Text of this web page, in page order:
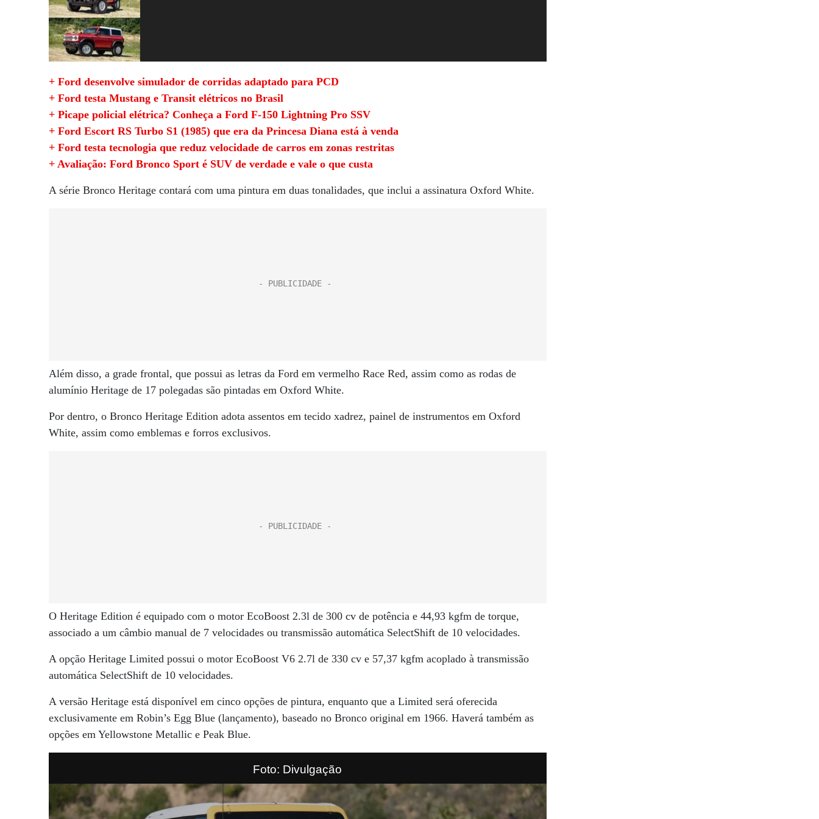
+ Ford desenvolve simulador de corridas adaptado para PCD
+ Ford testa Mustang e Transit elétricos no Brasil
+ Picape policial elétrica? Conheça a Ford F-150 Lightning Pro SSV
+ Ford Escort RS Turbo S1 (1985) que era da Princesa Diana está à venda
+ Ford testa tecnologia que reduz velocidade de carros em zonas restritas
+ Avaliação: Ford Bronco Sport é SUV de verdade e vale o que custa
A série Bronco Heritage contará com uma pintura em duas tonalidades, que inclui a assinatura Oxford White.
Além disso, a grade frontal, que possui as letras da Ford em vermelho Race Red, assim como as rodas de
alumínio Heritage de 17 polegadas são pintadas em Oxford White.
Por dentro, o Bronco Heritage Edition adota assentos em tecido xadrez, painel de instrumentos em Oxford
White, assim como emblemas e forros exclusivos.
O Heritage Edition é equipado com o motor EcoBoost 2.3l de 300 cv de potência e 44,93 kgfm de torque,
associado a um câmbio manual de 7 velocidades ou transmissão automática SelectShift de 10 velocidades.
A opção Heritage Limited possui o motor EcoBoost V6 2.7l de 330 cv e 57,37 kgfm acoplado à transmissão
automática SelectShift de 10 velocidades.
A versão Heritage está disponível em cinco opções de pintura, enquanto que a Limited será oferecida
exclusivamente em Robin’s Egg Blue (lançamento), baseado no Bronco original em 1966. Haverá também as
opções em Yellowstone Metallic e Peak Blue.
Foto: Divulgação